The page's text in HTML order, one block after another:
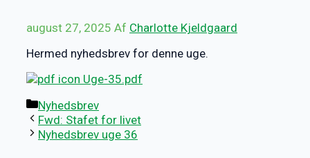
august 27, 2025 Af Charlotte Kjeldgaard
Hermed nyhedsbrev for denne uge.
Uge-35.pdf
Kategorier
Nyhedsbrev
Fwd: Stafet for livet
Nyhedsbrev uge 36